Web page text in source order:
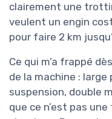
clairement une
veulent un engin
pour faire 2 km
Ce qui m’a frappé
de la machine :
suspension, double
que ce n’est pas